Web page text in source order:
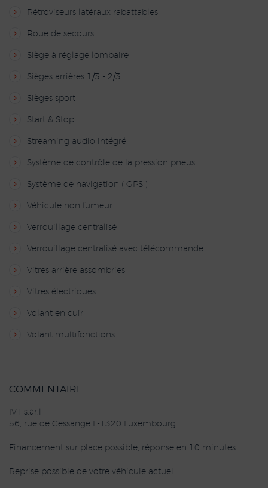
Rétroviseurs latéraux rabattables
Roue de secours
Siège à réglage lombaire
Sièges arrières 1/3 - 2/3
Sièges sport
Start & Stop
Streaming audio intégré
Système de contrôle de la pression pneus
Système de navigation ( GPS )
Véhicule non fumeur
Verrouillage centralisé
Verrouillage centralisé avec télécommande
Vitres arrière assombries
Vitres électriques
Volant en cuir
Volant multifonctions
COMMENTAIRE
IVT s.àr.l
56, rue de Cessange L-1320 Luxembourg.
Financement sur place possible, réponse en 10 minutes.
Reprise possible de votre véhicule actuel.